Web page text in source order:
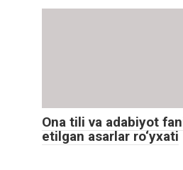
Ona tili va adabiyot
etilgan asarlar ro‘yxati